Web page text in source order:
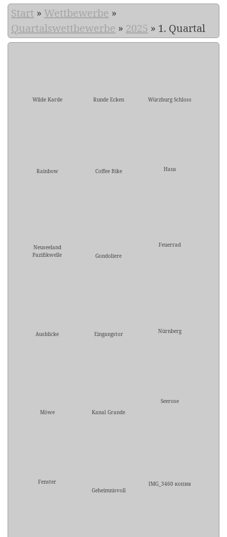
Start » Wettbewerbe »
Quartalswettbewerbe » 2025 » 1. Quartal
Wilde Karde Runde Ecken Würzburg Schloss
Rainbow Coffee Bike Haus
Neuseeland
Pazifikwelle
Gondoliere
Feuerrad
Ausblicke Eingangstor Nürnberg
Möwe Kanal Grande
Seerose
Fenster
Geheimnisvoll
IMG_3460 копия